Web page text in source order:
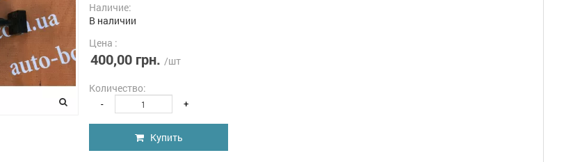
Наличие:
В наличии
Цена :
400,00 грн. /шт
Количество:
- +
Купить